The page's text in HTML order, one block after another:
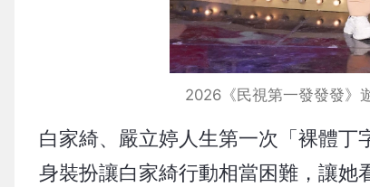
2026《民視第一發發發》
白家綺、嚴立婷人生第一次「裸體
身裝扮讓白家綺行動相當困難，讓她